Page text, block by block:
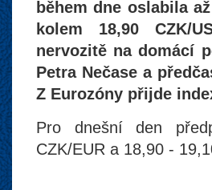
během dne oslabila
kolem 18,90 CZK/
nervozitě na domácí
Petra Nečase a
Z Eurozóny přijde
Pro dnešní den
CZK/EUR a 18,90 -